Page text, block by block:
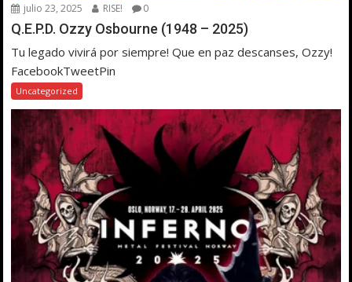
julio 23, 2025 RISE! 0
Q.E.P.D. Ozzy Osbourne (1948 – 2025)
Tu legado vivirá por siempre! Que en paz descanses, Ozzy!
FacebookTweetPin
Uncategorized